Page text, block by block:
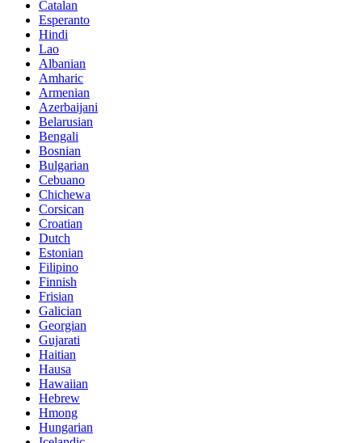
Catalan
Esperanto
Hindi
Lao
Albanian
Amharic
Armenian
Azerbaijani
Belarusian
Bengali
Bosnian
Bulgarian
Cebuano
Chichewa
Corsican
Croatian
Dutch
Estonian
Filipino
Finnish
Frisian
Galician
Georgian
Gujarati
Haitian
Hausa
Hawaiian
Hebrew
Hmong
Hungarian